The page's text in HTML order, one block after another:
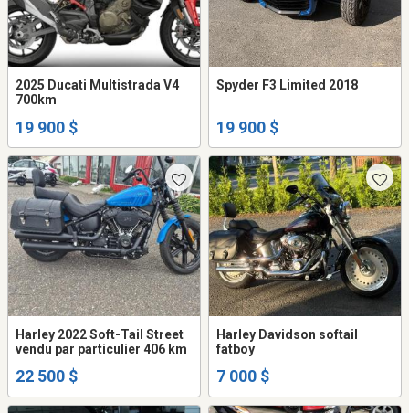
2025 Ducati Multistrada V4
700km
19 900 $
Spyder F3 Limited 2018
19 900 $
Harley 2022 Soft-Tail Street
vendu par particulier 406 km
22 500 $
Harley Davidson softail
fatboy
7 000 $